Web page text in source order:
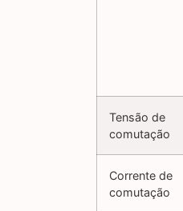
Tensão de
comutação
Corrente de
comutação